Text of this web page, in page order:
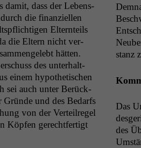
damit, dass der Lebens­
die finanziellen
Eltern­teils
die Eltern nicht ver­
hät­ten.
des unter­halt­
einem hypo­thetis­chen
sei auch unter Berück­
Gründe und des Bedarfs
von der Verteil­regel
Köpfen gerecht­fer­tigt
stanz
Das
des